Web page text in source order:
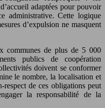
adaptées pour pouvoir
administrative. Cette logique
d’expulsion ne masquent
communes de plus de 5 000
publics de coopération
doivent se conformer
le nombre, la localisation et
respect de ces obligations peut
la responsabilité de la